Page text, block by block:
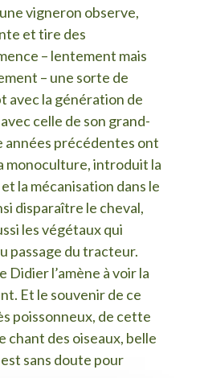
vigneron observe,
et tire des
– lentement mais
– une sorte de
avec la génération de
celle de son grand-
années précédentes ont
monoculture, introduit la
la mécanisation dans le
disparaître le cheval,
les végétaux qui
passage du tracteur.
Didier l’amène à voir la
Et le souvenir de ce
poissonneux, de cette
chant des oiseaux, belle
sans doute pour